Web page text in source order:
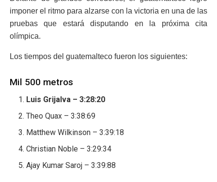
imponer el ritmo para alzarse con la victoria en una de las
pruebas que estará disputando en la próxima cita
olímpica.
Los tiempos del guatemalteco fueron los siguientes:
Mil 500 metros
Luis Grijalva – 3:28:20
Theo Quax – 3:38:69
Matthew Wilkinson – 3:39:18
Christian Noble – 3:29:34
Ajay Kumar Saroj – 3:39:88